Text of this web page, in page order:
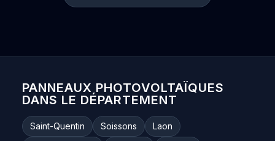
PANNEAUX PHOTOVOLTAÏQUES
DANS LE DÉPARTEMENT
Saint-Quentin Soissons
Laon